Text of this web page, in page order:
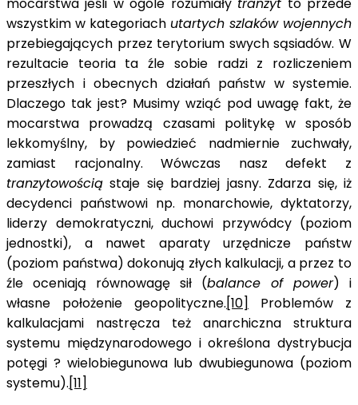
wszystkim w kategoriach utartych szlaków wojennych
przebiegających przez terytorium swych sąsiadów. W
rezultacie teoria ta źle sobie radzi z rozliczeniem
przeszłych i obecnych działań państw w systemie.
Dlaczego tak jest? Musimy wziąć pod uwagę fakt, że
mocarstwa prowadzą czasami politykę w sposób
lekkomyślny, by powiedzieć nadmiernie zuchwały,
zamiast racjonalny. Wówczas nasz defekt z
tranzytowością staje się bardziej jasny. Zdarza się, iż
decydenci państwowi np. monarchowie, dyktatorzy,
liderzy demokratyczni, duchowi przywódcy (poziom
jednostki), a nawet aparaty urzędnicze państw
(poziom państwa) dokonują złych kalkulacji, a przez to
źle oceniają równowagę sił (balance of power) i
własne położenie geopolityczne.[10]
Problemów z
kalkulacjami nastręcza też anarchiczna struktura
systemu międzynarodowego i określona dystrybucja
potęgi ? wielobiegunowa lub dwubiegunowa (poziom
systemu).[11]